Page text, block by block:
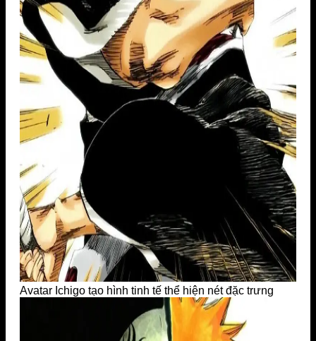
Avatar Ichigo tạo hình tinh tế thể hiện nét đặc trưng